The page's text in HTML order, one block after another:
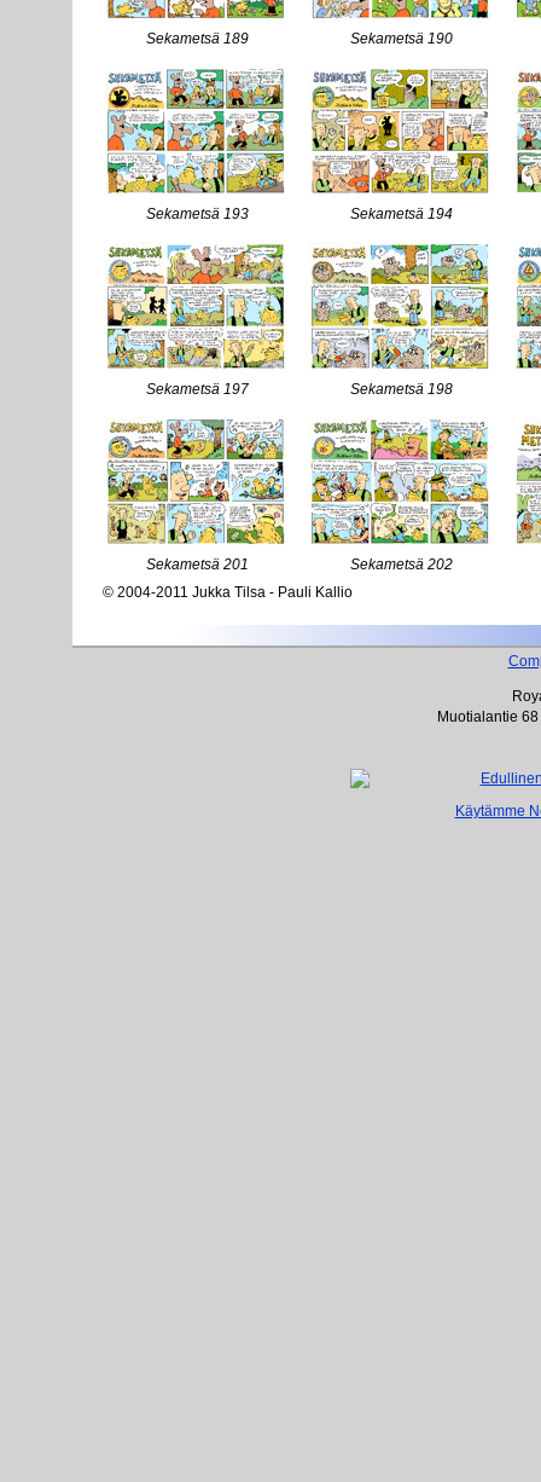
Sekametsä 189 Sekametsä 190
Sekametsä 193 Sekametsä 194
Sekametsä 197 Sekametsä 198
Sekametsä 201
Sekametsä 202
© 2004-2011 Jukka Tilsa - Pauli Kallio
Muotialantie
Käytämme